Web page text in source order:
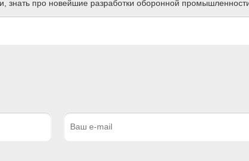
знать про новейшие разработки оборонной